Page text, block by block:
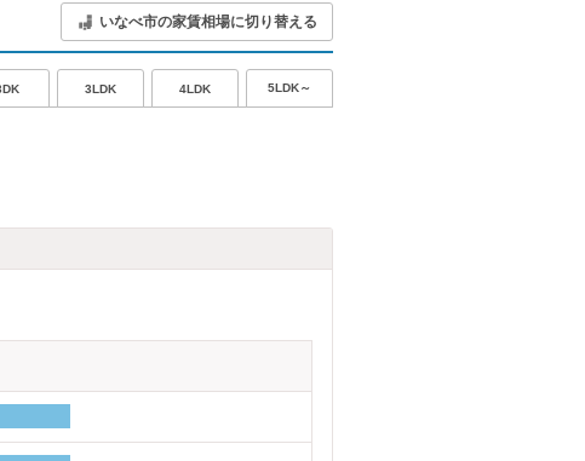
いなべ市の家賃相場に切り替える
3LDK 4LDK 5LDK～